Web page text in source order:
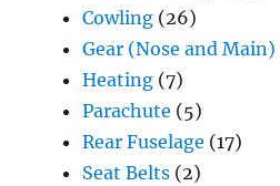
Cowling (26)
Gear (Nose and Main)
Heating (7)
Parachute (5)
Rear Fuselage (17)
Seat Belts (2)